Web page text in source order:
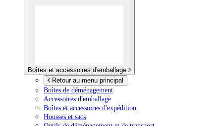
Boîtes et accessoires d'emballage
Retour au menu principal
Boîtes de déménagement
Accessoires d'emballage
Boîtes et accessoires d'expédition
Housses et sacs